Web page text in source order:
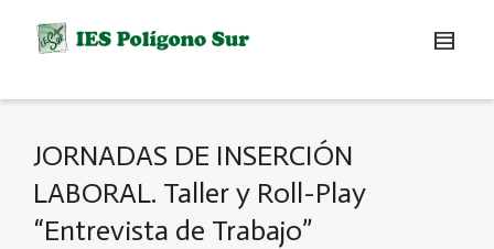
JORNADAS DE INSERCIÓN
LABORAL. Taller y Roll-Play
“Entrevista de Trabajo”